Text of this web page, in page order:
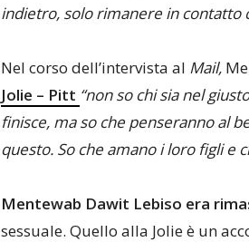
indietro, solo rimanere in contatto
Nel corso dell’intervista al Mail,
Jolie – Pitt “non so chi sia nel
finisce, ma so che penseranno al
questo. So che amano i loro figli e
Mentewab Dawit Lebiso era
sessuale. Quello alla Jolie è un